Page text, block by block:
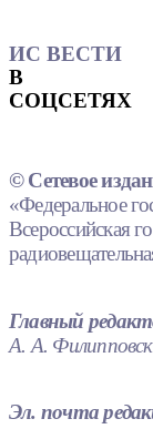
ИС ВЕСТИ
В
СОЦСЕТЯХ
© Сетевое
«Федеральное
Всероссийская
Главный
А. А.
Эл. почта